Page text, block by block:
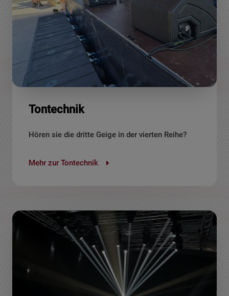
Tontechnik
Hören sie die dritte Geige in der vierten Reihe?
Mehr zur Tontechnik